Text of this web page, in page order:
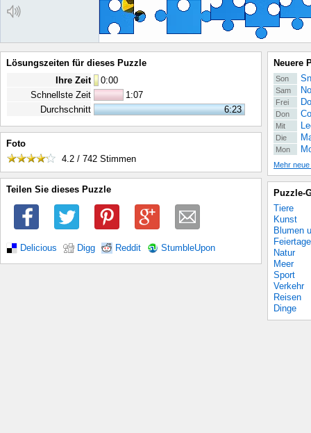
Lösungszeiten für dieses Puzzle
Ihre Zeit
0:00
Schnellste Zeit
1:07
Durchschnitt
6:23
Foto
4.2 / 742 Stimmen
Teilen Sie dieses Puzzle
Delicious Digg Reddit StumbleUpon
Neuere
Son
Sam
Frei
Don
Mit
Die
Mon
Mehr
Puzzle-
Tiere
Kunst
Blumen
Feiertage
Natur
Meer
Sport
Verkehr
Reisen
Dinge